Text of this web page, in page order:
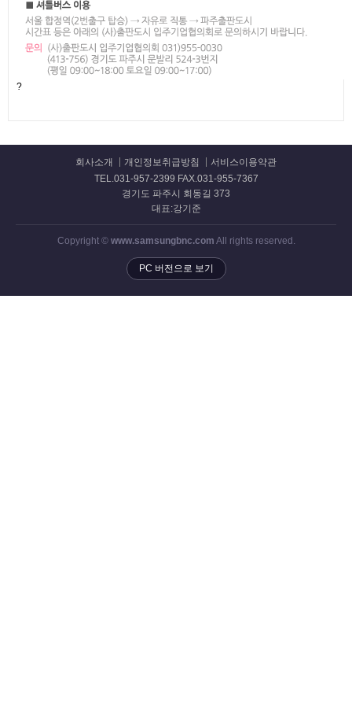
?
회사소개 개인정보취급방침
서비스이용약관
TEL.031-957-2399 FAX.031-955-7367
경기도 파주시 회동길 373
대표:강기준
Copyright © www.samsungbnc.com All rights reserved.
PC 버전으로 보기